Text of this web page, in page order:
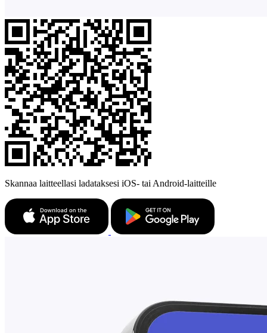
Skannaa laitteellasi ladataksesi iOS- tai Android-laitteille